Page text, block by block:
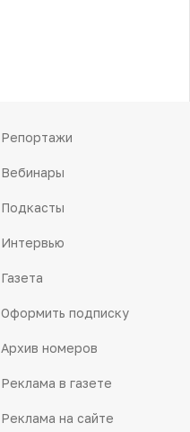
Репортажи
Вебинары
Подкасты
Интервью
Газета
Оформить подписку
Архив номеров
Реклама в газете
Реклама на сайте